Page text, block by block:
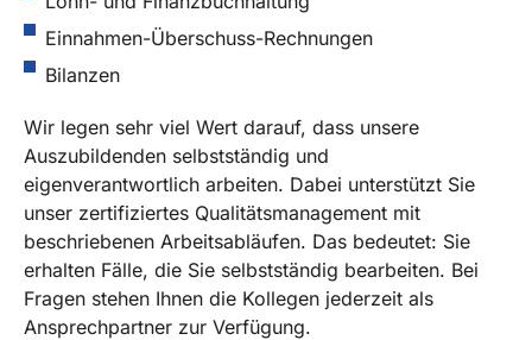
Einnahmen-Überschuss-Rechnungen
Bilanzen
Wir legen sehr viel Wert darauf, dass unsere
Auszubildenden selbstständig und
eigenverantwortlich arbeiten. Dabei unterstützt Sie
unser zertifiziertes Qualitätsmanagement mit
beschriebenen Arbeitsabläufen. Das bedeutet: Sie
erhalten Fälle, die Sie selbstständig bearbeiten. Bei
Fragen stehen Ihnen die Kollegen jederzeit als
Ansprechpartner zur Verfügung.